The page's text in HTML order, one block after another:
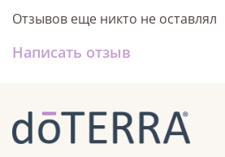
Отзывов еще никто не оставлял
Написать отзыв